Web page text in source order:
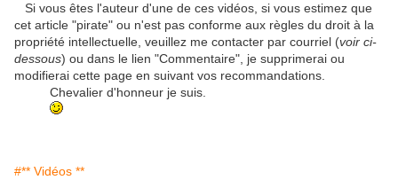
Si vous êtes l'auteur d'une de ces vidéos, si vous estimez que
cet article "pirate" ou n'est pas conforme aux règles du droit à la
propriété intellectuelle, veuillez me contacter par courriel (voir ci-
dessous) ou dans le lien "Commentaire", je supprimerai ou
modifierai cette page en suivant vos recommandations.
Chevalier d'honneur je suis.
#** Vidéos **